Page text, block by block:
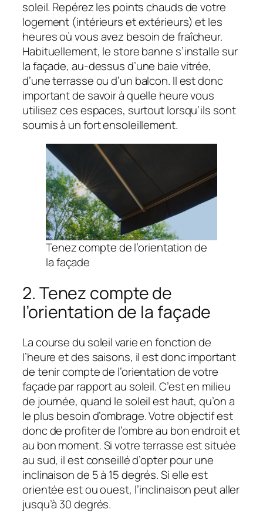
soleil. Repérez les points chauds de votre
logement (intérieurs et extérieurs) et les
heures où vous avez besoin de fraîcheur.
Habituellement, le store banne s’installe sur
la façade, au-dessus d’une baie vitrée,
d’une terrasse ou d’un balcon. Il est donc
important de savoir à quelle heure vous
utilisez ces espaces, surtout lorsqu’ils sont
soumis à un fort ensoleillement.
Tenez compte de l’orientation de
la façade
2. Tenez compte de
l’orientation de la façade
La course du soleil varie en fonction de
l’heure et des saisons, il est donc important
de tenir compte de l’orientation de votre
façade par rapport au soleil. C’est en milieu
de journée, quand le soleil est haut, qu’on a
le plus besoin d’ombrage. Votre objectif est
donc de profiter de l’ombre au bon endroit et
au bon moment. Si votre terrasse est située
au sud, il est conseillé d’opter pour une
inclinaison de 5 à 15 degrés. Si elle est
orientée est ou ouest, l’inclinaison peut aller
jusqu’à 30 degrés.